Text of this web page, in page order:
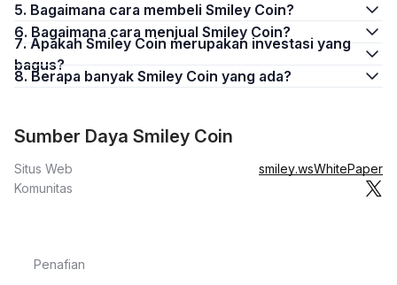
5. Bagaimana cara membeli Smiley Coin?
6. Bagaimana cara menjual Smiley Coin?
7. Apakah Smiley Coin merupakan investasi yang
bagus?
8. Berapa banyak Smiley Coin yang ada?
Sumber Daya Smiley Coin
Situs Web smiley.wsWhitePaper
Komunitas
Penafian